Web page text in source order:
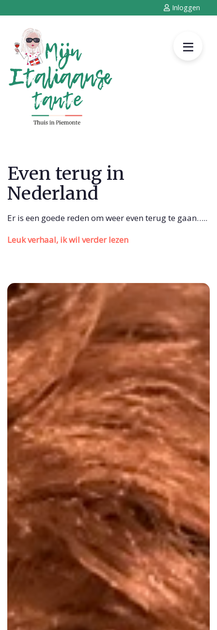
Inloggen
Even terug in
Nederland
Er is een goede reden om weer even terug te gaan…..
Leuk verhaal, ik wil verder lezen